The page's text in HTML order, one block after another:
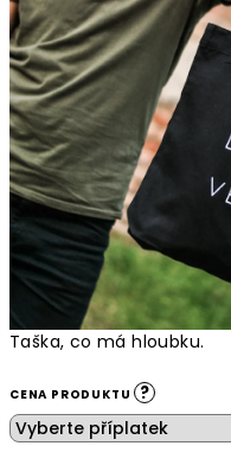
Taška, co má hloubku.
CENA PRODUKTU ?